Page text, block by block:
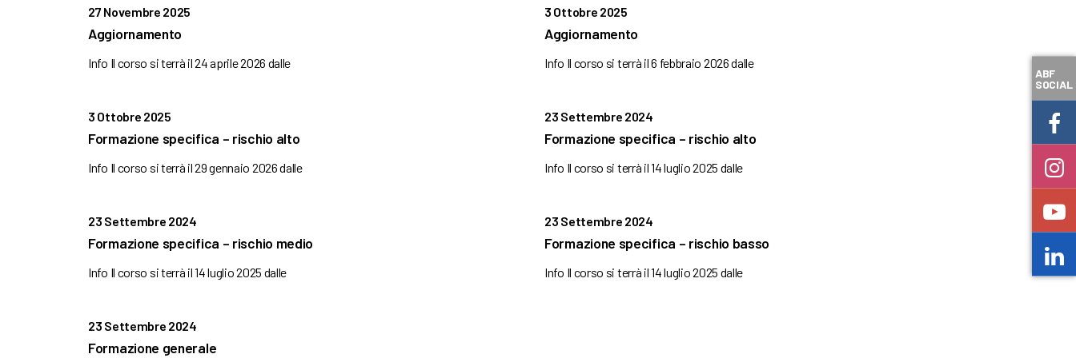
27 Novembre 2025
Aggiornamento
Info Il corso si terrà il 24 aprile 2026 dalle
3 Ottobre 2025
Aggiornamento
Info Il corso si terrà il 6 febbraio 2026 dalle
3 Ottobre 2025
Formazione specifica – rischio alto
Info Il corso si terrà il 29 gennaio 2026 dalle
23 Settembre 2024
Formazione specifica – rischio alto
Info Il corso si terrà il 14 luglio 2025 dalle
23 Settembre 2024
Formazione specifica – rischio medio
Info Il corso si terrà il 14 luglio 2025 dalle
23 Settembre 2024
Formazione specifica – rischio basso
Info Il corso si terrà il 14 luglio 2025 dalle
23 Settembre 2024
Formazione generale
ABF
SOCIAL